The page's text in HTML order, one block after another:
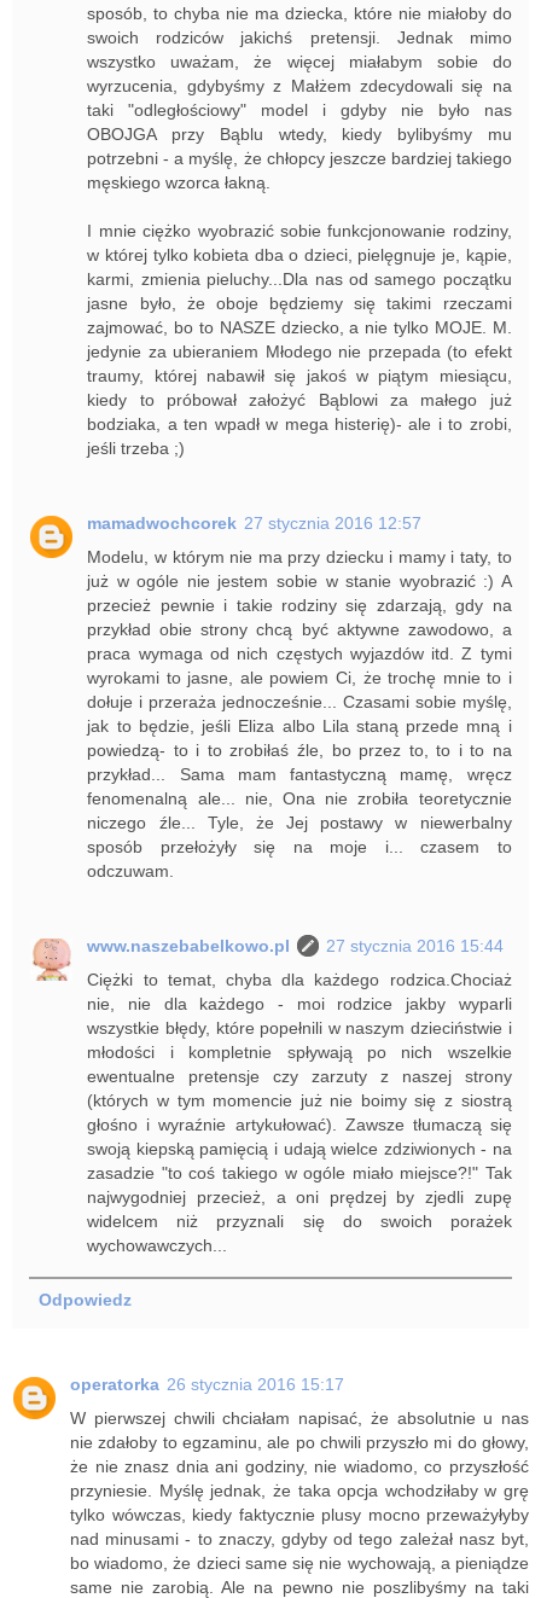
sposób, to chyba nie ma dziecka, które nie miałoby do
swoich rodziców jakichś pretensji. Jednak mimo
wszystko uważam, że więcej miałabym sobie do
wyrzucenia, gdybyśmy z Małżem zdecydowali się na
taki "odległościowy" model i gdyby nie było nas
OBOJGA przy Bąblu wtedy, kiedy bylibyśmy mu
potrzebni - a myślę, że chłopcy jeszcze bardziej takiego
męskiego wzorca łakną.
I mnie ciężko wyobrazić sobie funkcjonowanie rodziny,
w której tylko kobieta dba o dzieci, pielęgnuje je, kąpie,
karmi, zmienia pieluchy...Dla nas od samego początku
jasne było, że oboje będziemy się takimi rzeczami
zajmować, bo to NASZE dziecko, a nie tylko MOJE. M.
jedynie za ubieraniem Młodego nie przepada (to efekt
traumy, której nabawił się jakoś w piątym miesiącu,
kiedy to próbował założyć Bąblowi za małego już
bodziaka, a ten wpadł w mega histerię)- ale i to zrobi,
jeśli trzeba ;)
mamadwochcorek 27 stycznia 2016 12:57
Modelu, w którym nie ma przy dziecku i mamy i taty, to
już w ogóle nie jestem sobie w stanie wyobrazić :) A
przecież pewnie i takie rodziny się zdarzają, gdy na
przykład obie strony chcą być aktywne zawodowo, a
praca wymaga od nich częstych wyjazdów itd. Z tymi
wyrokami to jasne, ale powiem Ci, że trochę mnie to i
dołuje i przeraża jednocześnie... Czasami sobie myślę,
jak to będzie, jeśli Eliza albo Lila staną przede mną i
powiedzą- to i to zrobiłaś źle, bo przez to, to i to na
przykład... Sama mam fantastyczną mamę, wręcz
fenomenalną ale... nie, Ona nie zrobiła teoretycznie
niczego źle... Tyle, że Jej postawy w niewerbalny
sposób przełożyły się na moje i... czasem to
odczuwam.
www.naszebabelkowo.pl
27 stycznia 2016 15:44
Ciężki to temat, chyba dla każdego rodzica.Chociaż
nie, nie dla każdego - moi rodzice jakby wyparli
wszystkie błędy, które popełnili w naszym dzieciństwie i
młodości i kompletnie spływają po nich wszelkie
ewentualne pretensje czy zarzuty z naszej strony
(których w tym momencie już nie boimy się z siostrą
głośno i wyraźnie artykułować). Zawsze tłumaczą się
swoją kiepską pamięcią i udają wielce zdziwionych - na
zasadzie "to coś takiego w ogóle miało miejsce?!" Tak
najwygodniej przecież, a oni prędzej by zjedli zupę
widelcem niż przyznali się do swoich porażek
wychowawczych...
Odpowiedz
operatorka 26 stycznia 2016 15:17
W pierwszej chwili chciałam napisać, że absolutnie u nas
nie zdałoby to egzaminu, ale po chwili przyszło mi do głowy,
że nie znasz dnia ani godziny, nie wiadomo, co przyszłość
przyniesie. Myślę jednak, że taka opcja wchodziłaby w grę
tylko wówczas, kiedy faktycznie plusy mocno przeważyłyby
nad minusami - to znaczy, gdyby od tego zależał nasz byt,
bo wiadomo, że dzieci same się nie wychowają, a pieniądze
same nie zarobią. Ale na pewno nie poszlibyśmy na taki